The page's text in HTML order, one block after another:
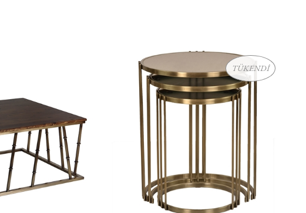
TÜKENDİ